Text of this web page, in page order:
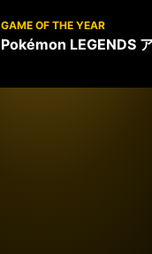
GAME OF THE YEAR
Pokémon LEGENDS